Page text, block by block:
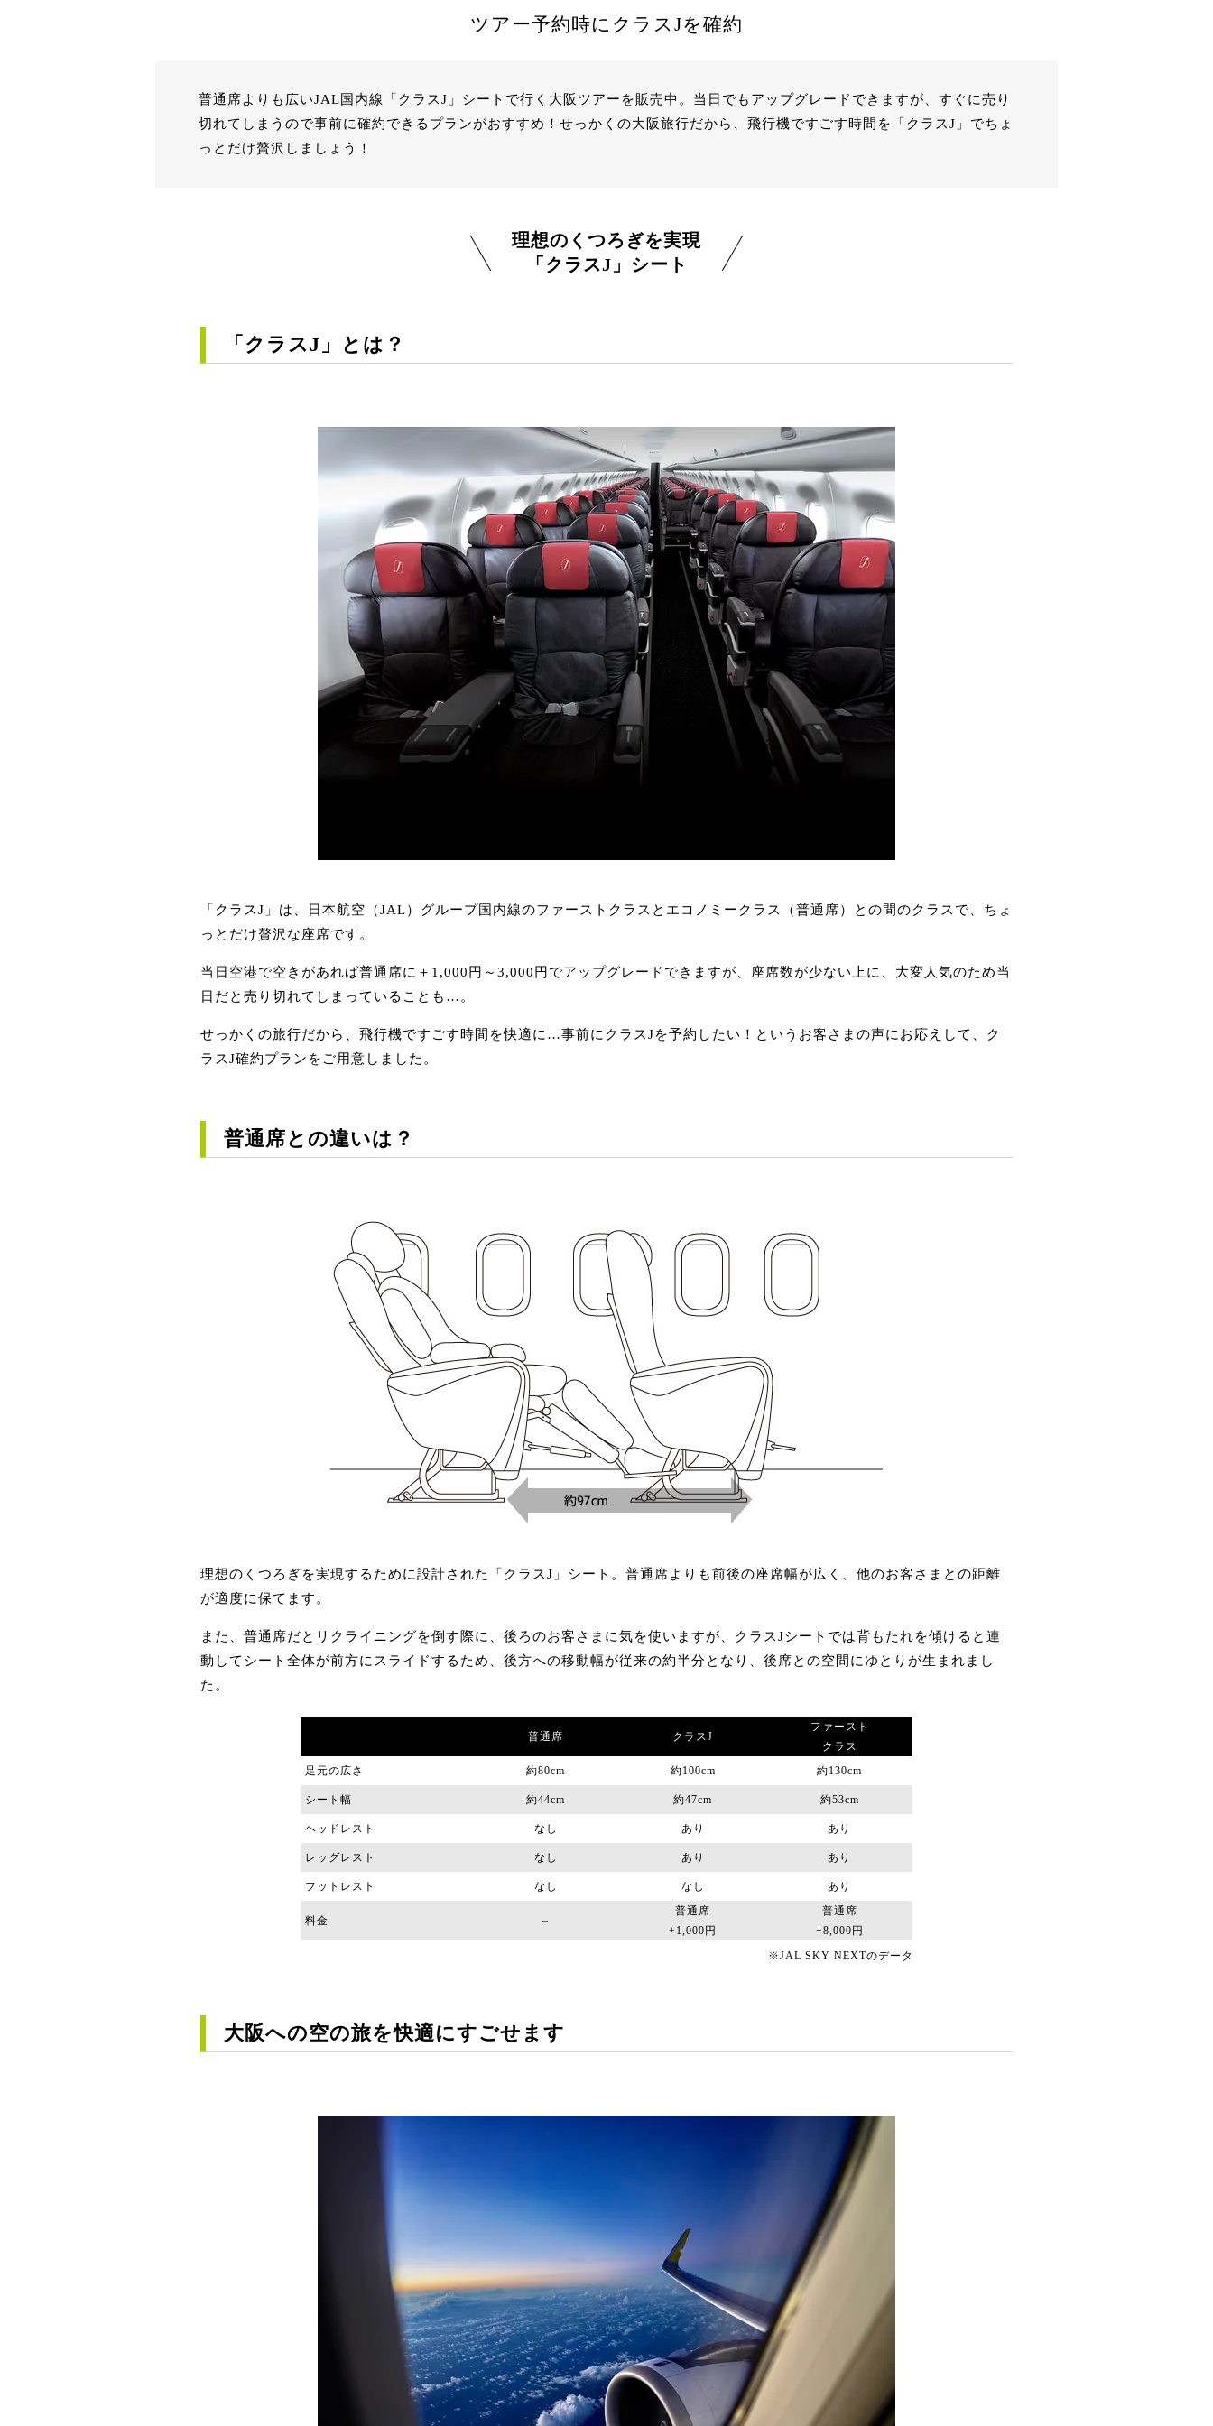
ツアー予約時にクラスJを確約
普通席よりも広いJAL国内線「クラスJ」シートで行く大阪ツアーを販売中。当日でもアップグレードできますが、すぐに売り
切れてしまうので事前に確約できるプランがおすすめ！せっかくの大阪旅行だから、飛行機ですごす時間を「クラスJ」でちょ
っとだけ贅沢しましょう！
理想のくつろぎを実現
「クラスJ」シート
「クラスJ」とは？
「クラスJ」は、日本航空（JAL）グループ国内線のファーストクラスとエコノミークラス（普通席）との間のクラスで、ちょ
っとだけ贅沢な座席です。
当日空港で空きがあれば普通席に＋1,000円～3,000円でアップグレードできますが、座席数が少ない上に、大変人気のため当
日だと売り切れてしまっていることも…。
せっかくの旅行だから、飛行機ですごす時間を快適に…事前にクラスJを予約したい！というお客さまの声にお応えして、ク
ラスJ確約プランをご用意しました。
普通席との違いは？
理想のくつろぎを実現するために設計された「クラスJ」シート。普通席よりも前後の座席幅が広く、他のお客さまとの距離
が適度に保てます。
また、普通席だとリクライニングを倒す際に、後ろのお客さまに気を使いますが、クラスJシートでは背もたれを傾けると連
動してシート全体が前方にスライドするため、後方への移動幅が従来の約半分となり、後席との空間にゆとりが生まれまし
た。
普通席 クラスJ
ファースト
クラス
足元の広さ
約80cm 約100cm 約130cm
シート幅 約44cm 約47cm 約53cm
ヘッドレスト なし あり あり
レッグレスト なし あり あり
フットレスト なし なし あり
料金 –
普通席
+1,000円
普通席
+8,000円
※JAL SKY NEXTのデータ
大阪への空の旅を快適にすごせます